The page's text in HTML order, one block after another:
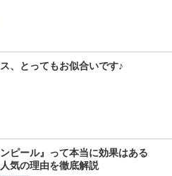
白化粧水
ア
ュオ)
DHC
、とってもお似合いです♪
ンピール』って本当に効果はある
気の理由を徹底解説